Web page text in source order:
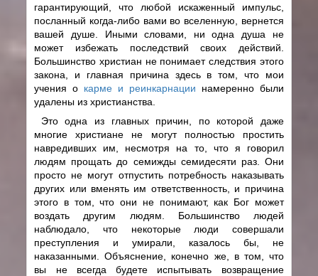
гарантирующий, что любой искаженный импульс,
посланный когда-либо вами во вселенную, вернется
вашей душе. Иными словами, ни одна душа не
может избежать последствий своих действий.
Большинство христиан не понимает следствия этого
закона, и главная причина здесь в том, что мои
учения о карме и реинкарнации намеренно были
удалены из христианства.
Это одна из главных причин, по которой даже
многие христиане не могут полностью простить
навредивших им, несмотря на то, что я говорил
людям прощать до семижды семидесяти раз. Они
просто не могут отпустить потребность наказывать
других или вменять им ответственность, и причина
этого в том, что они не понимают, как Бог может
воздать другим людям. Большинство людей
наблюдало, что некоторые люди совершали
преступления и умирали, казалось бы, не
наказанными. Объяснение, конечно же, в том, что
вы не всегда будете испытывать возвращение